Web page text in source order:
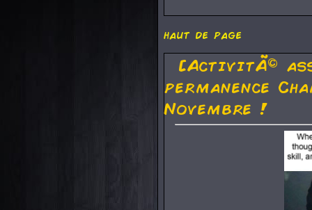
haut de page
[ActivitÃ©
permanence
Novembre !